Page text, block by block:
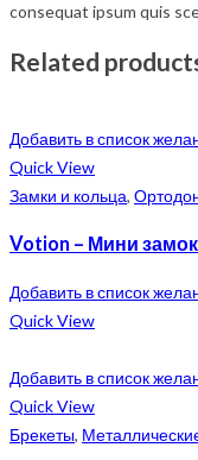
consequat ipsum quis
Related
Добавить в список
Quick View
Замки и кольца,
Votion – Мини
Добавить в список
Quick View
Добавить в список
Quick View
Брекеты,